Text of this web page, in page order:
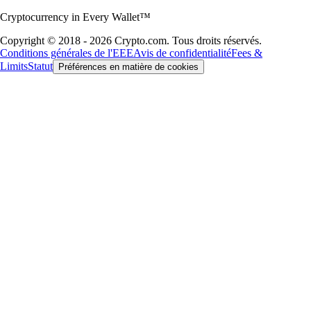
Cryptocurrency in Every Wallet™
Copyright © 2018 - 2026 Crypto.com. Tous droits réservés.
Conditions générales de l'EEEAvis de confidentialitéFees &
LimitsStatut Préférences en matière de cookies